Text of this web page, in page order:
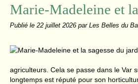
Marie-Madeleine et
Publié le 22 juillet 2026 par Les Belles du
agriculteurs. Cela se passe dans le Var
longtemps est réputé pour son